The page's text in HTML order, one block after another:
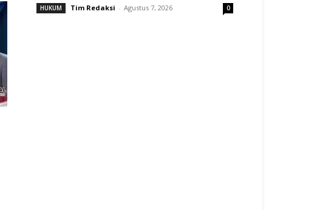
HUKUM Tim Redaksi - Agustus 7, 2026 0